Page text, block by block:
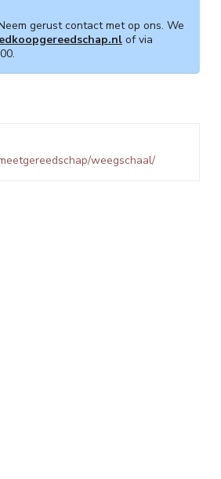
gerust contact met op ons. We
of via
weegschaal/